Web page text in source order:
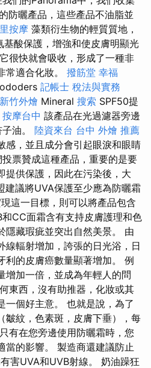
防曬產品，這些產品不油脂並
按摩 藻類衍生物的輕質質地，
基酸保護，增強和使皮膚明顯光
很快就會吸收，形成了一種非
常適合化妝。 撥筋堂 幸福
記帳士 稅法與實務
新竹外燴 Mineral 搜索 SPF50提
按摩台中 該產品在光過濾器旁邊
油。 陸資來台 台中 外燴 推薦
感，並且成分會引起眼淚和眼睛
票贊成這種產品，重要的是要
提供保護，因此在污染後，大
建議將UVA保護至少應為防曬霜
這一目標，則可以將產品包含
CC面霜含有支持皮膚護理和色
隱藏瑕疵並突出自然美景。 由
線輻射增加，誇張的日光浴，日
利的皮膚癌數量顯著增加。 例
增加一倍，並成為年輕人的問
東西，沒有助推器，化妝或其
一個好主意。 也就是說，為了
皺紋，色素斑，皮膚下垂），每
有在您旁邊使用防曬霜時，您
當的影響。 製造商還建議防止
害UVA和UVB射線。 奶油躁狂